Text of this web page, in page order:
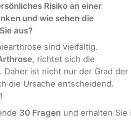
Risiko an einer
und wie sehen die
aus?
sind vielfältig.
, richtet sich die
Daher ist nicht nur der Grad der
die Ursache entscheidend.
30 Fragen und erhalten Sie